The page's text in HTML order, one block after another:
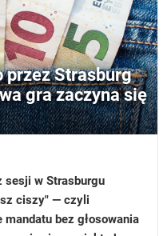
przez Strasburg
gra zaczyna się
sesji w Strasburgu
ciszy" — czyli
bez głosowania